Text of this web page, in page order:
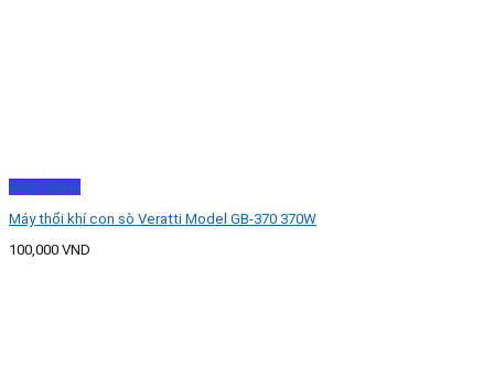
Xem nhanh
Máy thổi khí con sò Veratti Model GB-370 370W
100,000 VND